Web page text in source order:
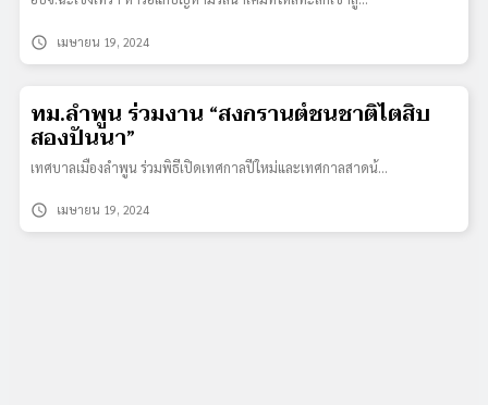
schedule เมษายน 19, 2024
ทม.ลำพูน ร่วมงาน “สงกรานต์ชนชาติไตสิบ
สองปันนา”
เทศบาลเมืองลำพูน ร่วมพิธีเปิดเทศกาลปีใหม่และเทศกาลสาดน้…
schedule เมษายน 19, 2024